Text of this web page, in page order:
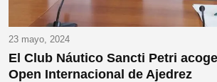
23 mayo, 2024
El Club Náutico Sancti Petri
Open Internacional de Ajedrez